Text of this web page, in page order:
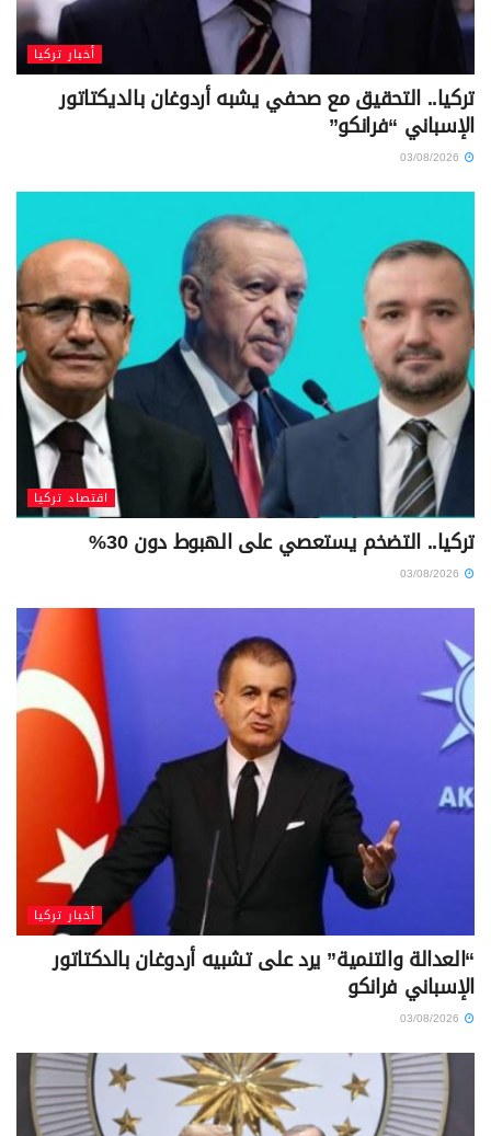
أخبار تركيا
تركيا.. التحقيق مع صحفي يشبه أردوغان بالديكتاتور
الإسباني “فرانكو”
اقتصاد تركيا
تركيا.. التضخم يستعصي على الهبوط دون 30%
أخبار تركيا
“العدالة والتنمية” يرد على تشبيه أردوغان بالدكتاتور
الإسباني فرانكو